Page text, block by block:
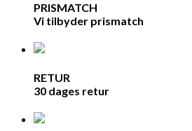
PRISMATCH
Vi tilbyder prismatch
RETUR
30 dages retur